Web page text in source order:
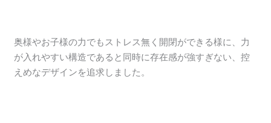
奥様やお子様の力でもストレス無く開閉ができる様に、力
が入れやすい構造であると同時に存在感が強すぎない、控
えめなデザインを追求しました。